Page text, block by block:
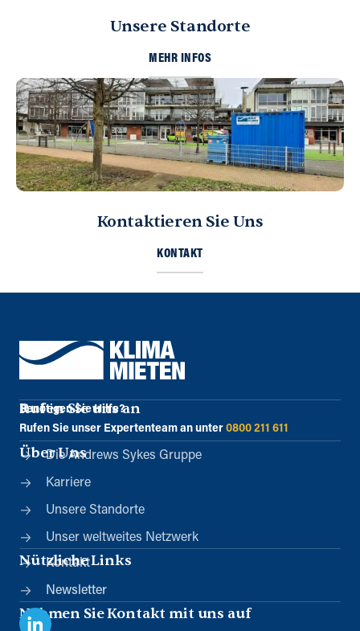
Unsere Standorte
MEHR INFOS
Kontaktieren Sie Uns
KONTAKT
Rufen Sie uns an
Benötigen Sie Hilfe?
Rufen Sie unser Expertenteam an unter 0800 211 611
Über Uns
Die Andrews Sykes Gruppe
Karriere
Unsere Standorte
Unser weltweites Netzwerk
Nützliche Links
Kontakt
Newsletter
Nehmen Sie Kontakt mit uns auf